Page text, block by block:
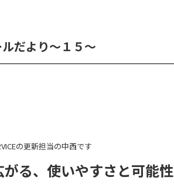
だより～１５～
の更新担当の中西です
る、使いやすさと可能性